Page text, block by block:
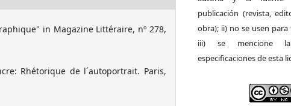
in Magazine Littéraire, nº 278,
Rhétorique de l´autoportrait. Paris,
publicación (revista,
obra); ii) no se usen para
iii) se mencione
especificaciones de esta